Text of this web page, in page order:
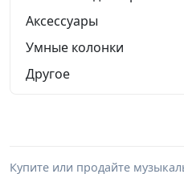
Аксессуары
Умные колонки
Другое
Купите или продайте